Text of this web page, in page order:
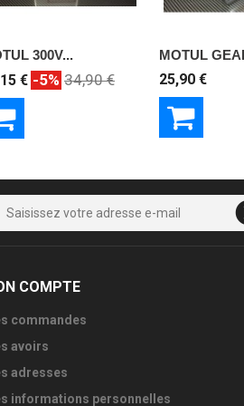
300V...
€ -5% 34,90 €
MOTUL
25,90 €
COMPTE
commandes
avoirs
adresses
informations personnelles